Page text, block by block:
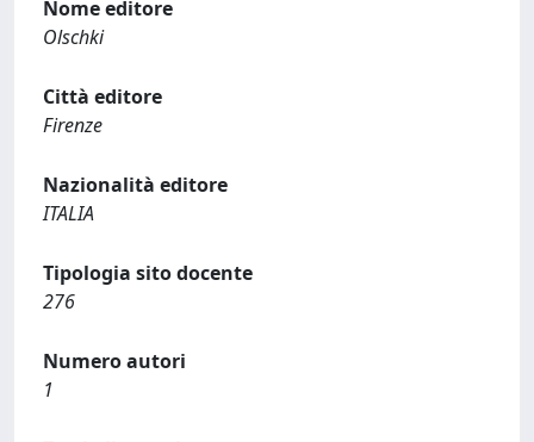
Nome editore
Olschki
Città editore
Firenze
Nazionalità editore
ITALIA
Tipologia sito docente
276
Numero autori
1